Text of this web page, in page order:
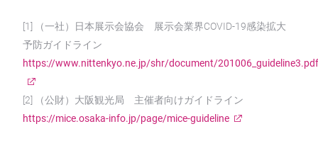
[1] （一社）日本展示会協会 展示会業界COVID-19感染拡大
予防ガイドライン
https://www.nittenkyo.ne.jp/shr/document/201006_guideline3.pdf
[2] （公財）大阪観光局 主催者向けガイドライン
https://mice.osaka-info.jp/page/mice-guideline